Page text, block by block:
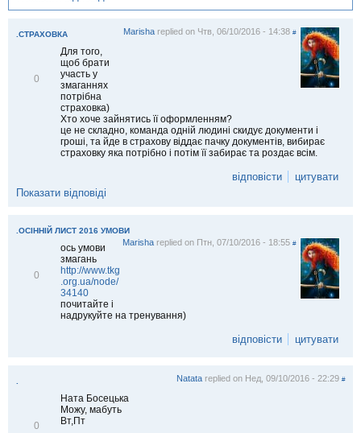
.СТРАХОВКА Marishareplied on Чтв, 06/10/2016 - 14:38 #
0
Для того,
щоб брати
участь у
змаганнях
потрібна
страховка)
Хто хоче зайнятись її оформленням?
це не складно, команда одній людині скидує документи і
гроші, та йде в страхову віддає пачку документів, вибирає
страховку яка потрібно і потім її забирає та роздає всім.
відповісти
цитувати
Показати відповіді
.ОСІННІЙ ЛИСТ 2016 УМОВИ
Marishareplied on Птн, 07/10/2016 - 18:55 #
0
ось умови
змагань
http://www.tkg
.org.ua/node/
34140
почитайте і
надрукуйте на тренування)
відповісти цитувати
. Natata replied on Нед, 09/10/2016 - 22:29 #
0
Ната Босецька
Можу, мабуть
Вт,Пт